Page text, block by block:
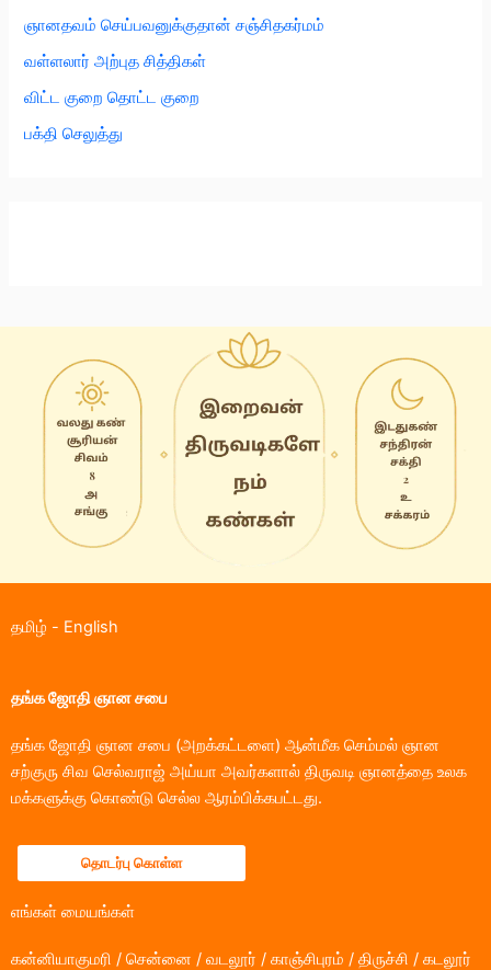
ஞானதவம் செய்பவனுக்குதான் சஞ்சிதகர்மம்
வள்ளலார் அற்புத சித்திகள்
விட்ட குறை தொட்ட குறை
பக்தி செலுத்து
தமிழ் - English
தங்க ஜோதி ஞான சபை
தங்க ஜோதி ஞான சபை (அறக்கட்டளை) ஆன்மீக செம்மல் ஞான
சற்குரு சிவ செல்வராஜ் அய்யா அவர்களால் திருவடி ஞானத்தை உலக
மக்களுக்கு கொண்டு செல்ல ஆரம்பிக்கபட்டது.
தொடர்பு கொள்ள
எங்கள் மையங்கள்
கன்னியாகுமரி / சென்னை / வடலூர் / காஞ்சிபுரம் / திருச்சி / கடலூர்